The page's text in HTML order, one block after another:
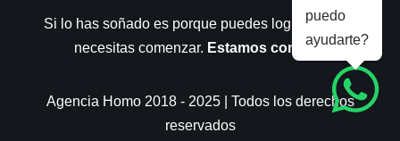
Si lo has soñado es porque puedes lograrlo. Sólo
necesitas comenzar. Estamos contigo.
Agencia Homo 2018 - 2025 | Todos los derechos
reservados
puedo
ayudarte?